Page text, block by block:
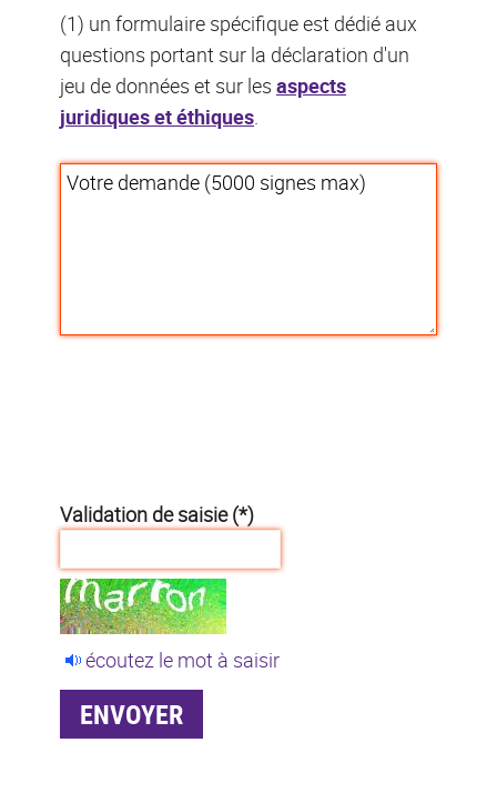
(1) un formulaire spécifique est dédié aux
questions portant sur la déclaration d'un
jeu de données et sur les aspects
juridiques et éthiques
Validation de saisie (*)
écoutez le mot à saisir